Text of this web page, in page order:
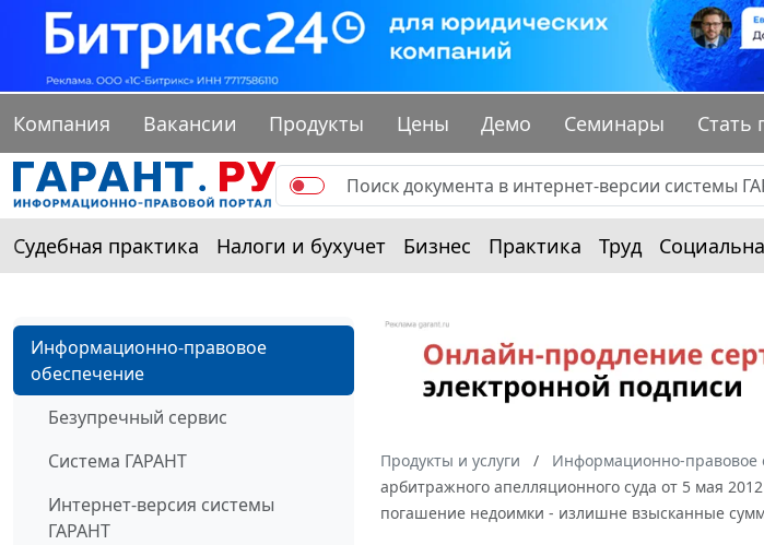
Компания Вакансии Продукты Цены Демо Семинары Стать
Судебная практика Налоги и бухучет Бизнес Практика Труд
Информационно-правовое
обеспечение
Безупречный сервис
Система ГАРАНТ
Интернет-версия системы
ГАРАНТ
Продукты и услуги Информационно-правовое
арбитражного апелляционного суда от 5 мая
погашение недоимки - излишне взысканные